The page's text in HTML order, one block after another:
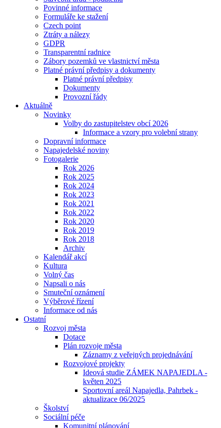
Povinné informace
Formuláře ke stažení
Czech point
Ztráty a nálezy
GDPR
Transparentní radnice
Zábory pozemků ve vlastnictví města
Platné právní předpisy a dokumenty
Platné právní předpisy
Dokumenty
Provozní řády
Aktuálně
Novinky
Volby do zastupitelstev obcí 2026
Informace a vzory pro volební strany
Dopravní informace
Napajedelské noviny
Fotogalerie
Rok 2026
Rok 2025
Rok 2024
Rok 2023
Rok 2021
Rok 2022
Rok 2020
Rok 2019
Rok 2018
Archiv
Kalendář akcí
Kultura
Volný čas
Napsali o nás
Smuteční oznámení
Výběrové řízení
Informace od nás
Ostatní
Rozvoj města
Dotace
Plán rozvoje města
Záznamy z veřejných projednávání
Rozvojové projekty
Ideová studie ZÁMEK NAPAJEDLA -
květen 2025
Sportovní areál Napajedla, Pahrbek -
aktualizace 06/2025
Školství
Sociální péče
Komunitní plánování